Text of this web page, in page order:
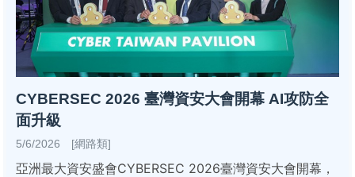
CYBERSEC 2026 臺灣資安大會開幕 AI攻防全
面升級
5/6/2026 [網路類]
亞洲最大資安盛會CYBERSEC 2026臺灣資安大會開幕，